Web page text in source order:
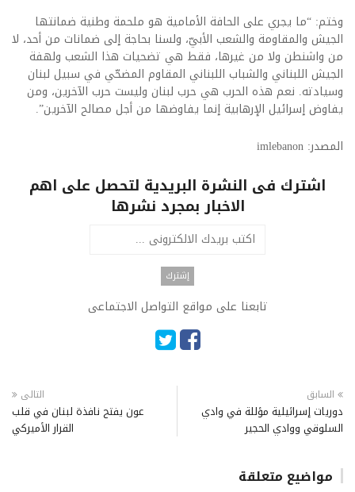
وختم: “ما يجري على الحافة الأمامية هو ملحمة وطنية ضمانتها
الجيش والمقاومة والشعب الأبيّ، ولسنا بحاجة إلى ضمانات من أحد، لا
من واشنطن ولا من غيرها، فقط هي تضحيات هذا الشعب ولهفة
الجيش اللبناني والشباب اللبناني المقاوم المضحّي في سبيل لبنان
وسيادته. نعم هذه الحرب هي حرب لبنان وليست حرب الآخرين، ومن
يفاوض إسرائيل الإرهابية إنما يفاوضها من أجل مصالح الآخرين”.
المصدر: imlebanon
اشترك فى النشرة البريدية لتحصل على اهم
الاخبار بمجرد نشرها
تابعنا على مواقع التواصل الاجتماعى
السابق
دوريات إسرائيلية مؤللة في وادي
السلوقي ووادي الحجير
التالى
عون يفتح نافذة لبنان في قلب
القرار الأميركي
مواضيع متعلقة